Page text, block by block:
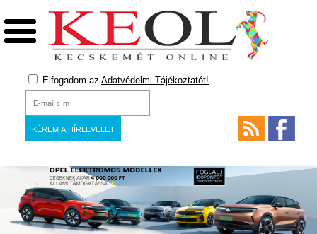
Elfogadom az Adatvédelmi Tájékoztatót!